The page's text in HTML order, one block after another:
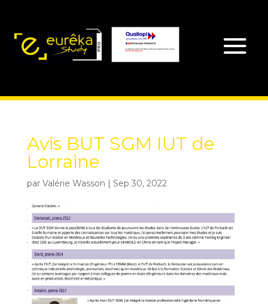
Avis BUT SGM IUT de
Lorraine
par Valérie Wasson | Sep 30, 2022